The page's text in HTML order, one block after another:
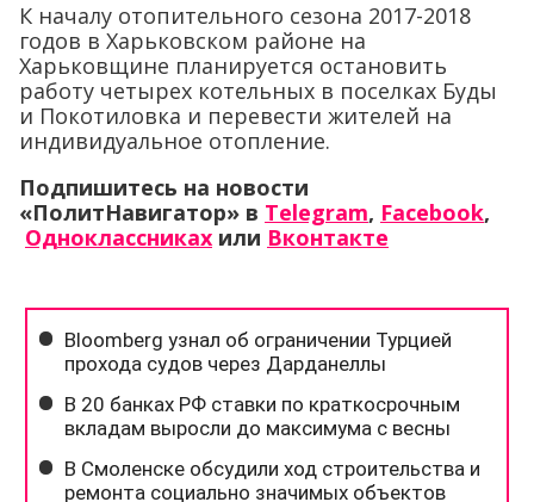
К началу отопительного сезона 2017-2018
годов в Харьковском районе на
Харьковщине планируется остановить
работу четырех котельных в поселках Буды
и Покотиловка и перевести жителей на
индивидуальное отопление.
Подпишитесь на новости
«ПолитНавигатор» в Telegram, Facebook,
Одноклассниках или Вконтакте